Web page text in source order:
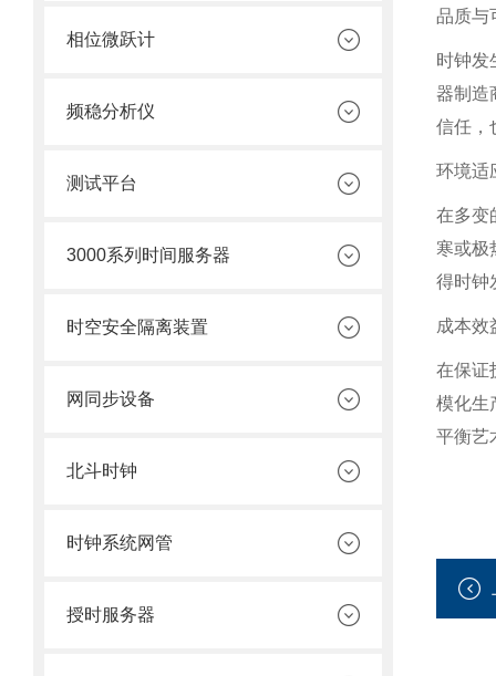
相位微跃计
频稳分析仪
测试平台
3000系列时间服务器
时空安全隔离装置
网同步设备
北斗时钟
时钟系统网管
授时服务器
品质与
时钟发
器制造
信任，
环境适
在多变
寒或极
得时钟
成本效
在保证
模化生
平衡艺